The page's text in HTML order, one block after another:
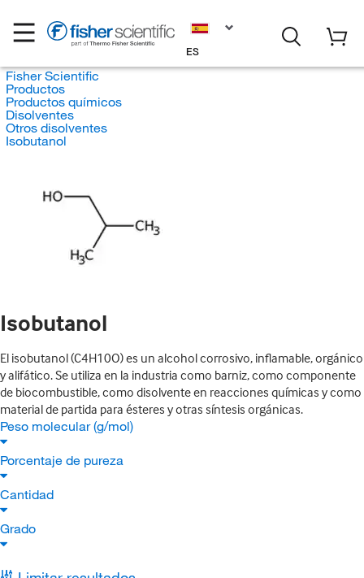
ES
Fisher Scientific
Productos
Productos químicos
Disolventes
Otros disolventes
Isobutanol
Isobutanol
El isobutanol (C4H10O) es un alcohol corrosivo, inflamable, orgánico
y alifático. Se utiliza en la industria como barniz, como componente
de biocombustible, como disolvente en reacciones químicas y como
material de partida para ésteres y otras síntesis orgánicas.
Peso molecular (g/mol)
Porcentaje de pureza
Cantidad
Grado